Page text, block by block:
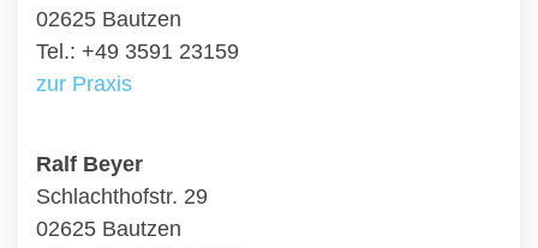
02625 Bautzen
Tel.: +49 3591 23159
zur Praxis
Ralf Beyer
Schlachthofstr. 29
02625 Bautzen